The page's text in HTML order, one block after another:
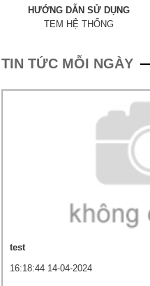
HƯỚNG DẪN SỬ DỤNG
TEM HỆ THỐNG
TIN TỨC MỖI NGÀY
test
16:18:44 14-04-2024